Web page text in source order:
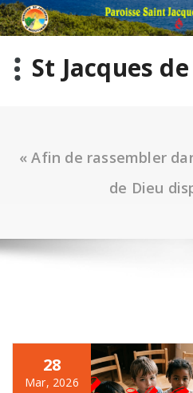
St Jacques
« Afin de rassembler
de Dieu
28
Mar, 2026